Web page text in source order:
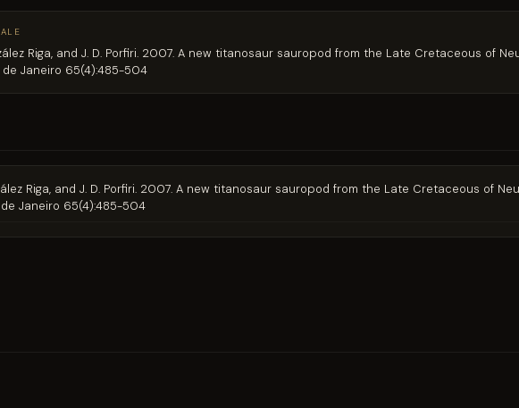
Riga, and J. D. Porfiri. 2007. A new titanosaur sauropod from the Late Cretaceous of
de Janeiro 65(4):485-504
Riga, and J. D. Porfiri. 2007. A new titanosaur sauropod from the Late Cretaceous of
Janeiro 65(4):485-504